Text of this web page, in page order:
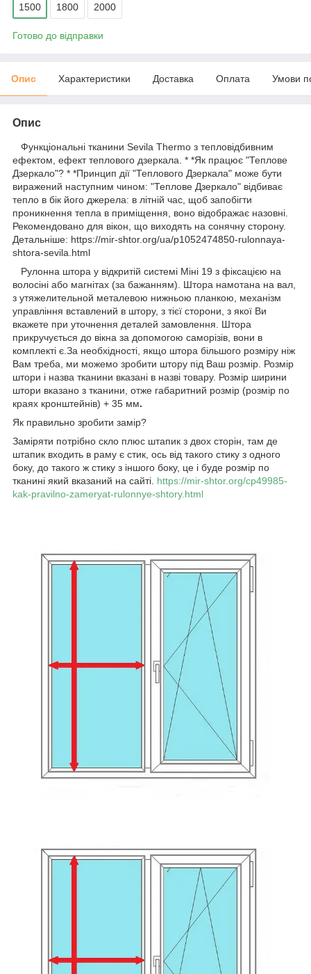
1500 1800 2000
Готово до відправки
Опис Характеристики Доставка Оплата Умови
Опис
Функціональні тканини Sevila Thermo з тепловідбивним
ефектом, ефект теплового дзеркала. * *Як працює "Теплове
Дзеркало"? * *Принцип дії "Теплового Дзеркала" може бути
виражений наступним чином: "Теплове Дзеркало" відбиває
тепло в бік його джерела: в літній час, щоб запобігти
проникнення тепла в приміщення, воно відображає назовні.
Рекомендовано для вікон, що виходять на сонячну сторону.
Детальніше: https://mir-shtor.org/ua/p1052474850-rulonnaya-
shtora-sevila.html
Рулонна штора у відкритій системі Міні 19 з фіксацією на
волосіні або магнітах (за бажанням). Штора намотана на вал,
з утяжелительной металевою нижньою планкою, механізм
управління вставлений в штору, з тієї сторони, з якої Ви
вкажете при уточнення деталей замовлення. Штора
прикручується до вікна за допомогою саморізів, вони в
комплекті є.За необхідності, якщо штора більшого розміру ніж
Вам треба, ми можемо зробити штору під Ваш розмір. Розмір
штори і назва тканини вказані в назві товару. Розмір ширини
штори вказано з тканини, отже габаритний розмір (розмір по
краях кронштейнів) + 35 мм.
Як правильно зробити замір?
Заміряти потрібно скло плюс штапик з двох сторін, там де
штапик входить в раму є стик, ось від такого стику з одного
боку, до такого ж стику з іншого боку, це і буде розмір по
тканині який вказаний на сайті. https://mir-shtor.org/cp49985-
kak-pravilno-zameryat-rulonnye-shtory.html